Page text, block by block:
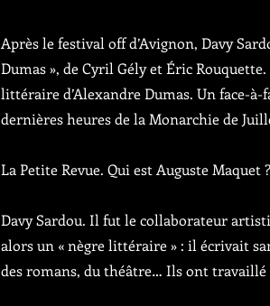
Après le festival off d’Avignon, Davy
Dumas », de Cyril Gély et Éric
littéraire d’Alexandre Dumas. Un face-
dernières heures de la Monarchie de
La Petite Revue. Qui est Auguste Maquet ?
Davy Sardou. Il fut le collaborateur
alors un « nègre littéraire » : il écrivait
des romans, du théâtre… Ils ont travaillé